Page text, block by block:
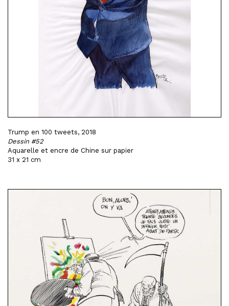
Trump en 100 tweets, 2018
Dessin #52
Aquarelle et encre de Chine sur papier
31 x 21 cm